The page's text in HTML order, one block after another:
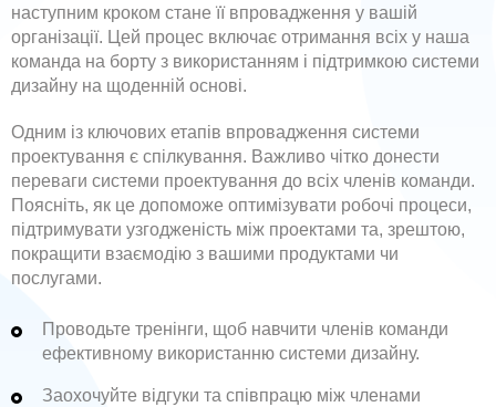
наступним кроком стане її впровадження у вашій
організації. Цей процес включає отримання всіх у наша
команда на борту з використанням і підтримкою системи
дизайну на щоденній основі.
Одним із ключових етапів впровадження системи
проектування є спілкування. Важливо чітко донести
переваги системи проектування до всіх членів команди.
Поясніть, як це допоможе оптимізувати робочі процеси,
підтримувати узгодженість між проектами та, зрештою,
покращити взаємодію з вашими продуктами чи
послугами.
Проводьте тренінги, щоб навчити членів команди
ефективному використанню системи дизайну.
Заохочуйте відгуки та співпрацю між членами